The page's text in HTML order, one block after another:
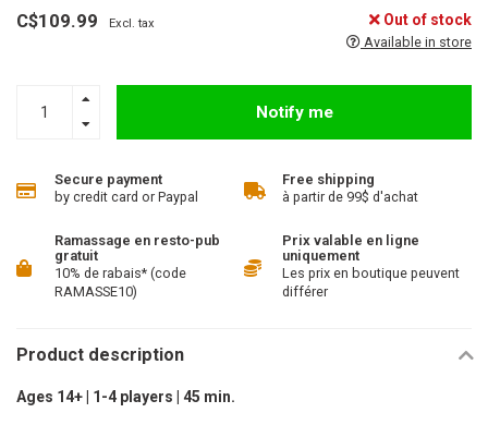
C$109.99 Excl. tax Out of stock
Available in store
Notify me
Secure payment
by credit card or Paypal
Free shipping
à partir de 99$ d'achat
Ramassage en resto-pub
gratuit
10% de rabais* (code
RAMASSE10)
Prix valable en ligne
uniquement
Les prix en boutique peuvent
différer
Product description
Ages 14+ | 1-4 players | 45 min.